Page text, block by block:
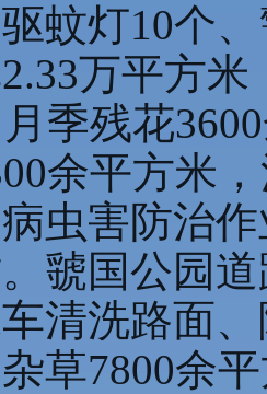
蚊灯10个
万平方
季残花
余平方米
虫害防治
虢国公园
清洗路面
草7800余